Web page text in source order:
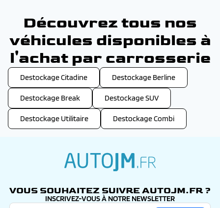
Découvrez tous nos
véhicules disponibles à
l'achat par carrosserie
Destockage Citadine Destockage Berline
Destockage Break Destockage SUV
Destockage Utilitaire Destockage Combi
VOUS SOUHAITEZ SUIVRE AUTOJM.FR ?
INSCRIVEZ-VOUS À NOTRE NEWSLETTER